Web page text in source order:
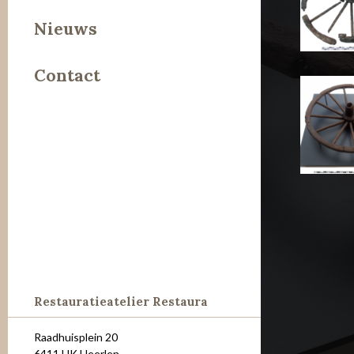
Leer
Steen
Nieuws
Contact
Restauratieatelier Restaura
Raadhuisplein 20